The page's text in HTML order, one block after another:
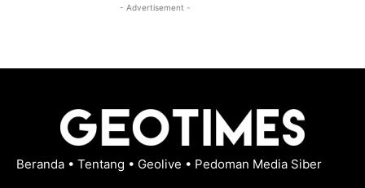
- Advertisement -
Beranda • Tentang • Geolive • Pedoman Media Siber